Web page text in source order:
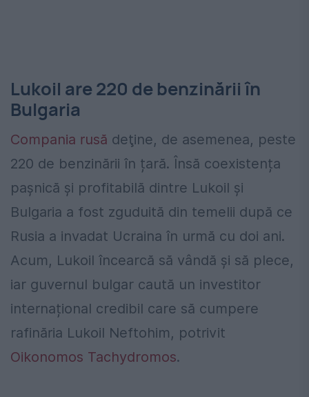
Lukoil are 220 de benzinării în
Bulgaria
Compania rusă deţine, de asemenea, peste
220 de benzinării în țară. Însă coexistența
pașnică și profitabilă dintre Lukoil și
Bulgaria a fost zguduită din temelii după ce
Rusia a invadat Ucraina în urmă cu doi ani.
Acum, Lukoil încearcă să vândă și să plece,
iar guvernul bulgar caută un investitor
internațional credibil care să cumpere
rafinăria Lukoil Neftohim, potrivit
Oikonomos Tachydromos.